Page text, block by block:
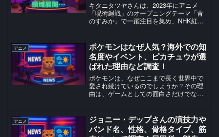
キタニタツヤさんは、2023年にアニメ
「呪術廻戦」のオープニングテーマ「青
のすみか」で一躍注目を集め、NHK紅白
大学を卒業した高学歴アーティストであ
りながら、ボカロP、...
アニメ
ポケモンはなぜ人気？海外での知
名度やイベント、ピカチュウが選
ばれた理由など調査！
ポケモンは、なぜここまで長く世界中で
愛され続けているのでしょうか？その理
由は、ゲームとしての面白さだけでな
ゆる場面に広がる“総合エンタメ”として完
成度が高い事が理由の一...
アニメ
ジョニー・デップさんの演技力や
バンド名、性格、骨格タイプ、筋